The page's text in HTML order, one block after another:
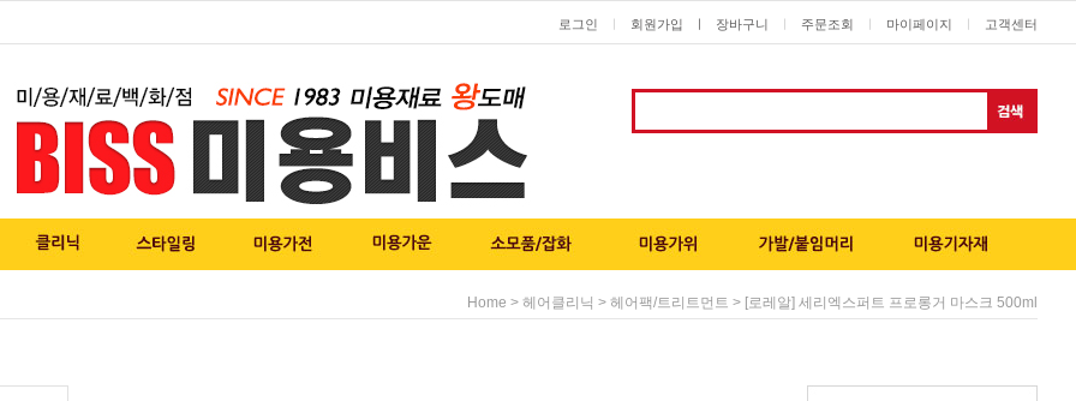
로그인 회원가입 ㅣ 장바구니 주문조회 마이페이지 고객센터
Home > 헤어클리닉 > 헤어팩/트리트먼트 > [로레알] 세리엑스퍼트 프로롱거 마스크 500ml